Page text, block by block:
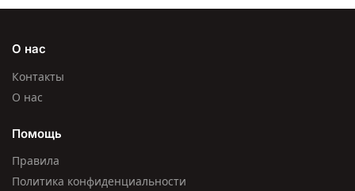
О нас
Контакты
О нас
Помощь
Правила
Политика конфиденциальности